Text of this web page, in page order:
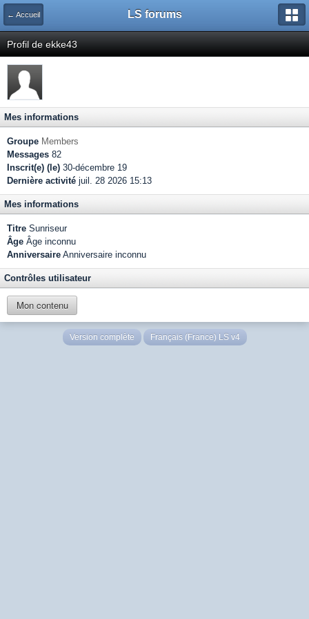
← Accueil LS forums
Profil de ekke43
Mes informations
Groupe Members
Messages 82
Inscrit(e) (le) 30-décembre 19
Dernière activité juil. 28 2026 15:13
Mes informations
Titre Sunriseur
Âge Âge inconnu
Anniversaire Anniversaire inconnu
Contrôles utilisateur
Mon contenu
Version complète Français (France) LS v4